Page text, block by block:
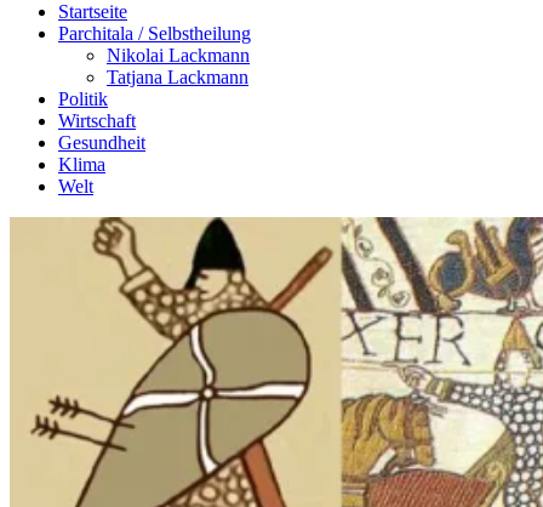
Startseite
Parchitala / Selbstheilung
Nikolai Lackmann
Tatjana Lackmann
Politik
Wirtschaft
Gesundheit
Klima
Welt